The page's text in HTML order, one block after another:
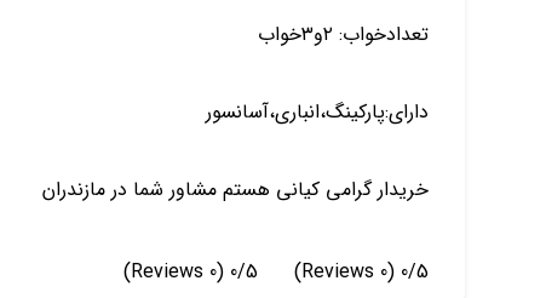
تعدادخواب: ۲و۳خواب
دارای:پارکینگ،انباری،آسانسور
خریدار گرامی کیانی هستم مشاور شما در مازندران
0/5
(0 Reviews)
0/5
(0 Reviews)